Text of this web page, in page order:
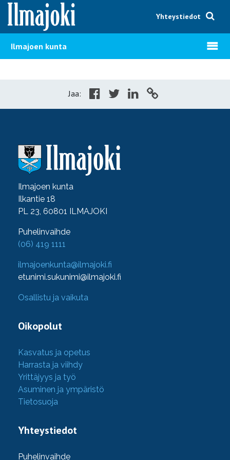
Hyppää sisältöön
Yhteystiedot
Ilmajoen kunta Avaa
Jaa:
Ilmajoen kunta
Ilkantie 18
PL 23, 60801 ILMAJOKI
Puhelinvaihde
(06) 419 1111
ilmajoenkunta@ilmajoki.fi
etunimi.sukunimi@ilmajoki.fi
Osallistu ja vaikuta
Oikopolut
Kasvatus ja opetus
Harrasta ja viihdy
Yrittäjyys ja työ
Asuminen ja ympäristö
Tietosuoja
Yhteystiedot
Puhelinvaihde